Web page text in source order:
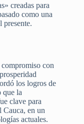
creadas para
como una
presente.
con
los logros de
que la
clave para
Cauca, en un
actuales.